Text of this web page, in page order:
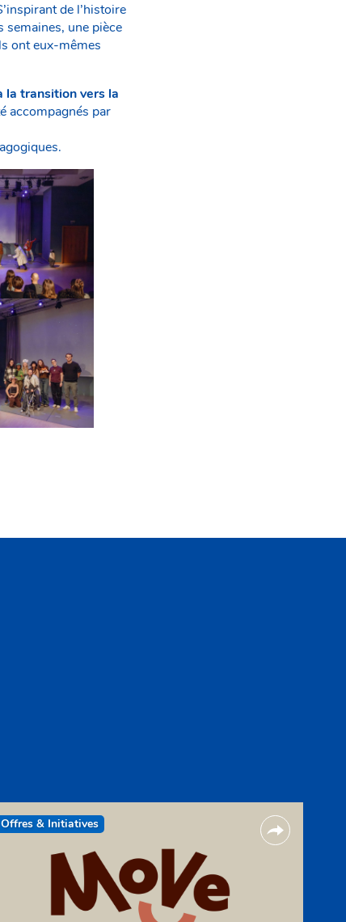
de l’histoire
semaines, une pièce
ont eux-mêmes
la transition vers la
accompagnés par
Offres & Initiatives